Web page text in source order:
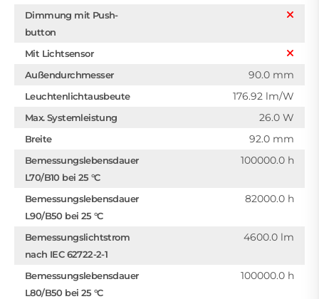
Dimmung mit Push-
button
Mit Lichtsensor
Außendurchmesser
90.0 mm
Leuchtenlichtausbeute 176.92 lm/W
Max. Systemleistung 26.0 W
Breite 92.0 mm
Bemessungslebensdauer
L70/B10 bei 25 °C
100000.0 h
Bemessungslebensdauer
L90/B50 bei 25 °C
82000.0 h
Bemessungslichtstrom
nach IEC 62722-2-1
4600.0 lm
Bemessungslebensdauer
L80/B50 bei 25 °C
100000.0 h